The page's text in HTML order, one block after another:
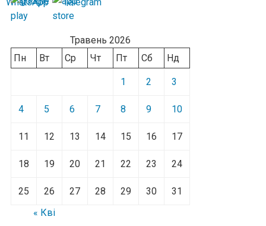
Травень 2026
Пн
Вт Ср Чт Пт Сб Нд
1 2 3
4 5 6 7 8 9 10
11 12 13 14 15 16 17
18 19 20 21 22 23 24
25 26 27 28 29 30
31
« Кві